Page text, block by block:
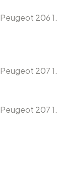
Peugeot 206
Peugeot 207
Peugeot 207